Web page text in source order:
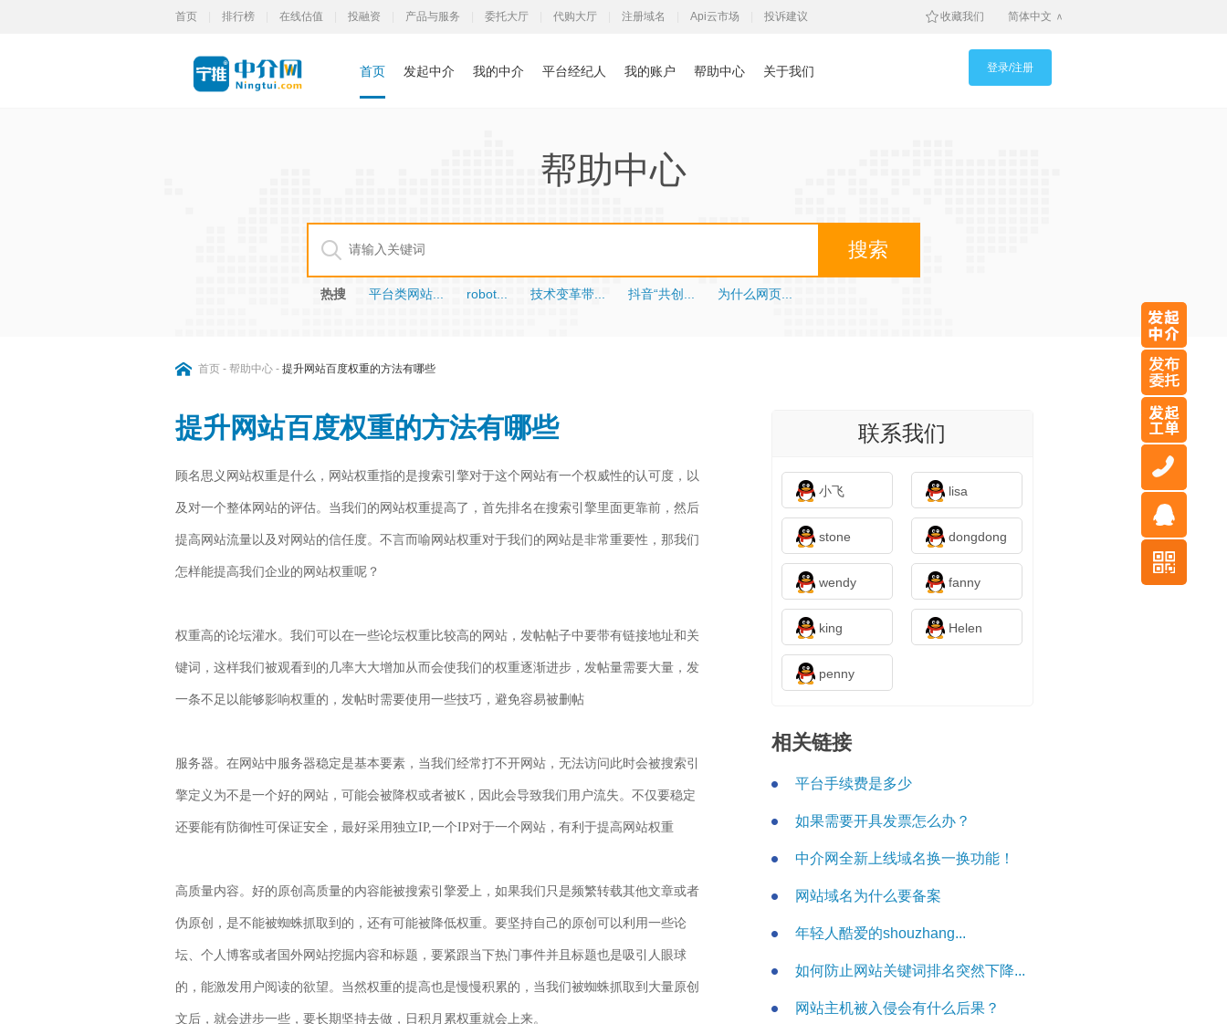
首页 排行榜 在线估值 投融资 产品与服务 委托大厅 代购大厅 注册域名 Api云市场 投诉建议 收藏我们 简体中文
首页 发起中介 我的中介 平台经纪人 我的账户 帮助中心 关于我们 登录/注册
帮助中心
搜索
热搜 平台类网站... robot... 技术变革带... 抖音“共创... 为什么网页...
首页 - 帮助中心 - 提升网站百度权重的方法有哪些
提升网站百度权重的方法有哪些
顾名思义网站权重是什么，网站权重指的是搜索引擎对于这个网站有一个权威性的认可度，以
及对一个整体网站的评估。当我们的网站权重提高了，首先排名在搜索引擎里面更靠前，然后
提高网站流量以及对网站的信任度。不言而喻网站权重对于我们的网站是非常重要性，那我们
怎样能提高我们企业的网站权重呢？
权重高的论坛灌水。我们可以在一些论坛权重比较高的网站，发帖帖子中要带有链接地址和关
键词，这样我们被观看到的几率大大增加从而会使我们的权重逐渐进步，发帖量需要大量，发
一条不足以能够影响权重的，发帖时需要使用一些技巧，避免容易被删帖
服务器。在网站中服务器稳定是基本要素，当我们经常打不开网站，无法访问此时会被搜索引
擎定义为不是一个好的网站，可能会被降权或者被K，因此会导致我们用户流失。不仅要稳定
还要能有防御性可保证安全，最好采用独立IP,一个IP对于一个网站，有利于提高网站权重
高质量内容。好的原创高质量的内容能被搜索引擎爱上，如果我们只是频繁转载其他文章或者
伪原创，是不能被蜘蛛抓取到的，还有可能被降低权重。要坚持自己的原创可以利用一些论
坛、个人博客或者国外网站挖掘内容和标题，要紧跟当下热门事件并且标题也是吸引人眼球
的，能激发用户阅读的欲望。当然权重的提高也是慢慢积累的，当我们被蜘蛛抓取到大量原创
文后，就会进步一些，要长期坚持去做，日积月累权重就会上来。
联系我们
小飞 lisa
stone dongdong
wendy fanny
king Helen
penny
相关链接
平台手续费是多少
如果需要开具发票怎么办？
中介网全新上线域名换一换功能！
网站域名为什么要备案
年轻人酷爱的shouzhang...
如何防止网站关键词排名突然下降...
网站主机被入侵会有什么后果？